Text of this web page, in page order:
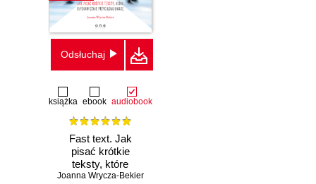
Odsłuchaj
książka ebook audiobook
Fast text. Jak
pisać krótkie
teksty, które
błyskawicznie
Joanna Wrycza-Bekier